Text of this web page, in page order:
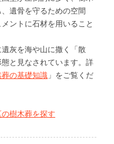
遺骨を守るための空間
メントに石材を用いること
灰を海や山に撒く「散
と見なされています。詳
の基礎知識 」をご覧くだ
樹木葬を探す